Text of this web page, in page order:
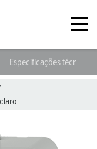
Especificações técnicas